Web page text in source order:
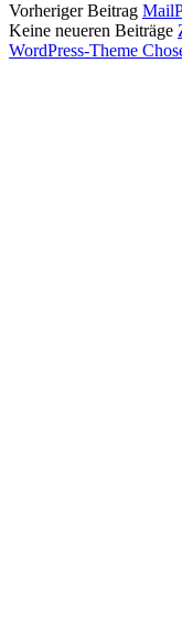
Vorheriger Beitrag
Keine neueren Beiträge
WordPress-Theme